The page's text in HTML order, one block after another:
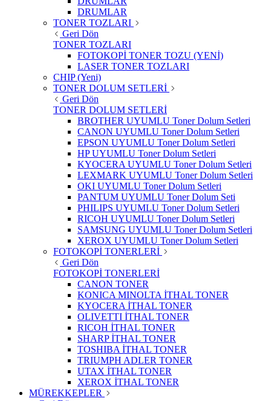
DRUMLAR
TONER TOZLARI
Geri Dön
TONER TOZLARI
FOTOKOPİ TONER TOZU (YENİ)
LASER TONER TOZLARI
CHIP (Yeni)
TONER DOLUM SETLERİ
Geri Dön
TONER DOLUM SETLERİ
BROTHER UYUMLU Toner Dolum Setleri
CANON UYUMLU Toner Dolum Setleri
EPSON UYUMLU Toner Dolum Setleri
HP UYUMLU Toner Dolum Setleri
KYOCERA UYUMLU Toner Dolum Setleri
LEXMARK UYUMLU Toner Dolum Setleri
OKI UYUMLU Toner Dolum Setleri
PANTUM UYUMLU Toner Dolum Seti
PHILIPS UYUMLU Toner Dolum Setleri
RICOH UYUMLU Toner Dolum Setleri
SAMSUNG UYUMLU Toner Dolum Setleri
XEROX UYUMLU Toner Dolum Setleri
FOTOKOPİ TONERLERİ
Geri Dön
FOTOKOPİ TONERLERİ
CANON TONER
KONICA MINOLTA İTHAL TONER
KYOCERA İTHAL TONER
OLIVETTI İTHAL TONER
RICOH İTHAL TONER
SHARP İTHAL TONER
TOSHIBA İTHAL TONER
TRIUMPH ADLER TONER
UTAX İTHAL TONER
XEROX İTHAL TONER
MÜREKKEPLER